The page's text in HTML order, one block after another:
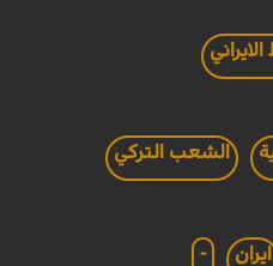
الشعب التركي
ايران -